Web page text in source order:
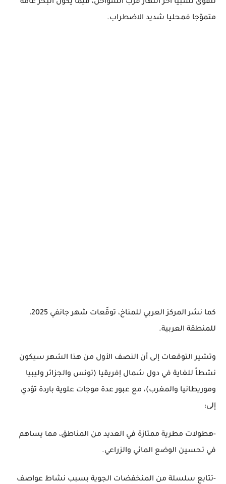
تتقوى نسبيا آخر النهار قرب السواحل، فيما يكون البحر عامة
متموّجا فمحليا شديد الاضطراب.
كما نشر المركز العربي للمناخ، توقّعات شهر جانفي 2025،
للمنطقة العربية.
وتشير التوقعات إلى أن النصف الأول من هذا الشهر سيكون
نشطاً للغاية في دول شمال إفريقيا (تونس والجزائر وليبيا
وموريطانيا والمغرب)، مع عبور عدة موجات علوية باردة تؤدي
إلى:
-هطولات مطرية ممتازة في العديد من المناطق، مما يساهم
في تحسين الوضع المائي والزراعي.
-تتابع سلسلة من المنخفضات الجوية بسبب نشاط عواصف